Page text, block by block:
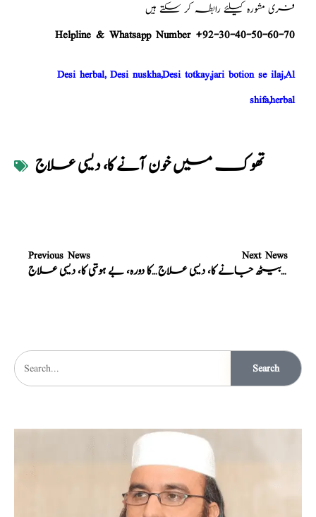
فری مشورہ کیلئے رابطہ کر سکتے ہیں
Helpline & Whatsapp Number +92-30-40-50-60-70
Desi herbal, Desi nuskha,Desi totkay,jari botion se ilaj,Al
shifa,herbal
تھوک میں خون آنے کا، دیسی علاج
Previous News
غشی کا دورہ، بے ہوشی کا، دیسی علاج
Next News
آواز کے بیٹھ جانے کا، دیسی علاج
Search